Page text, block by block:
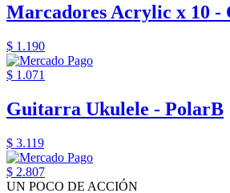
Marcadores Acrylic x 10 -
$ 1.190
$ 1.071
Guitarra Ukulele - PolarB
$ 3.119
$ 2.807
UN POCO DE ACCIÓN